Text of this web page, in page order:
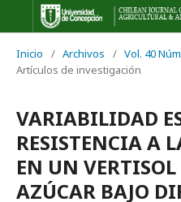
Inicio / Archivos / Vol. 40
Artículos de investigación
VARIABILIDAD
RESISTENCIA A
EN UN
AZÚCAR BAJO